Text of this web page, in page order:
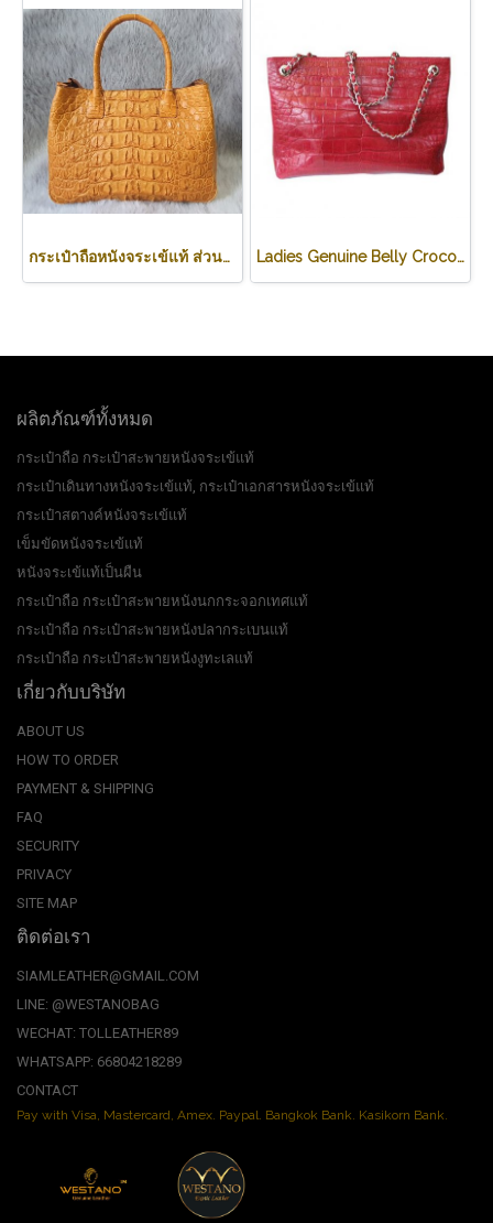
กระเป๋าถือหนังจระเข้แท้ ส่วนหลัง สีน้ำตาลอ่อน (สีแทน) รหัสCODE: CRW0218H-02-BACK-TAN Ladies Genuine Belly Crocodile Leather Shoulder Bag in Red Crocodile Skin #CRW213H
ผลิตภัณฑ์ทั้งหมด
กระเป๋าถือ กระเป๋าสะพายหนังจระเข้แท้
กระเป๋าเดินทางหนังจระเข้แท้, กระเป๋าเอกสารหนังจระเข้แท้
กระเป๋าสตางค์หนังจระเข้แท้
เข็มขัดหนังจระเข้แท้
หนังจระเข้แท้เป็นผืน
กระเป๋าถือ กระเป๋าสะพายหนังนกกระจอกเทศแท้
กระเป๋าถือ กระเป๋าสะพายหนังปลากระเบนแท้
กระเป๋าถือ กระเป๋าสะพายหนังงูทะเลแท้
เกี่ยวกับบริษัท
ABOUT US
HOW TO ORDER
PAYMENT & SHIPPING
FAQ
SECURITY
PRIVACY
SITE MAP
ติดต่อเรา
SIAMLEATHER@GMAIL.COM
LINE: @WESTANOBAG
WECHAT: TOLLEATHER89
WHATSAPP: 66804218289
CONTACT
Pay with Visa, Mastercard, Amex. Paypal. Bangkok Bank. Kasikorn Bank.